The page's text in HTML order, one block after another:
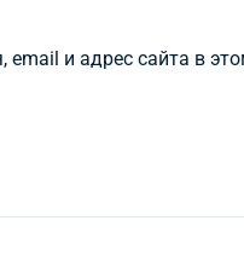
email и адрес сайта в